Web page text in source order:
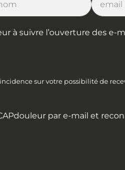
à suivre l’ouverture des e-
sur votre possibilité de
par e-mail et